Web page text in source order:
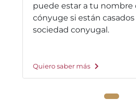
puede estar a tu nombre
cónyuge si están
sociedad conyugal.
Quiero saber más